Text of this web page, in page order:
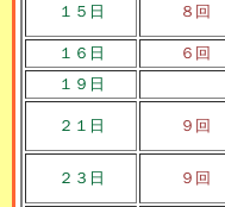
１５日 ８回
１６日
６回
１９日
２１日 ９回
２３日 ９回